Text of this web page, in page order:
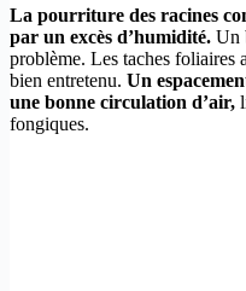
La pourriture des racines
par un excès d’humidité. Un
problème. Les taches foliaires
bien entretenu. Un
une bonne circulation d’air,
fongiques.